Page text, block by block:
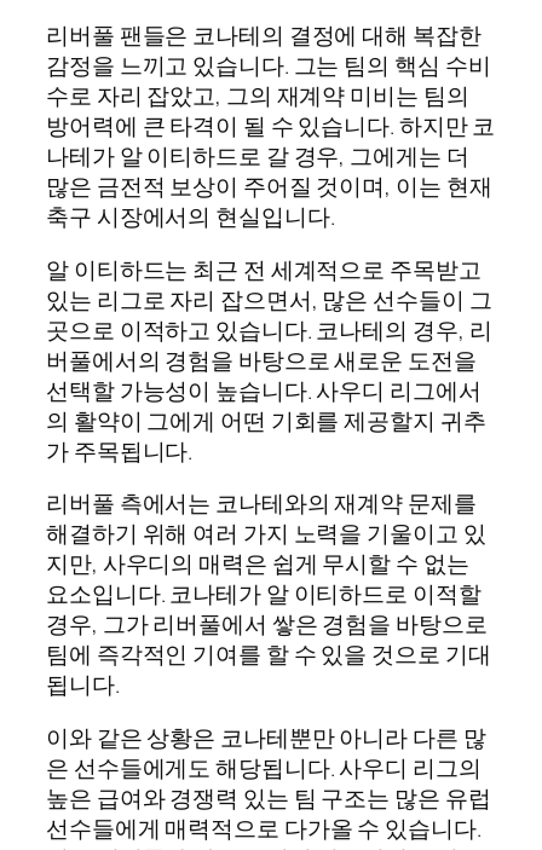
리버풀 팬들은 코나테의 결정에 대해 복잡한
감정을 느끼고 있습니다. 그는 팀의 핵심 수비
수로 자리 잡았고, 그의 재계약 미비는 팀의
방어력에 큰 타격이 될 수 있습니다. 하지만 코
나테가 알 이티하드로 갈 경우, 그에게는 더
많은 금전적 보상이 주어질 것이며, 이는 현재
축구 시장에서의 현실입니다.
알 이티하드는 최근 전 세계적으로 주목받고
있는 리그로 자리 잡으면서, 많은 선수들이 그
곳으로 이적하고 있습니다. 코나테의 경우, 리
버풀에서의 경험을 바탕으로 새로운 도전을
선택할 가능성이 높습니다. 사우디 리그에서
의 활약이 그에게 어떤 기회를 제공할지 귀추
가 주목됩니다.
리버풀 측에서는 코나테와의 재계약 문제를
해결하기 위해 여러 가지 노력을 기울이고 있
지만, 사우디의 매력은 쉽게 무시할 수 없는
요소입니다. 코나테가 알 이티하드로 이적할
경우, 그가 리버풀에서 쌓은 경험을 바탕으로
팀에 즉각적인 기여를 할 수 있을 것으로 기대
됩니다.
이와 같은 상황은 코나테뿐만 아니라 다른 많
은 선수들에게도 해당됩니다. 사우디 리그의
높은 급여와 경쟁력 있는 팀 구조는 많은 유럽
선수들에게 매력적으로 다가올 수 있습니다.